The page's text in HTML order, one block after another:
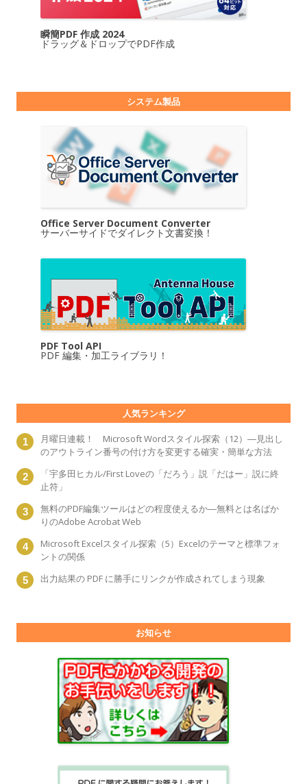
瞬簡PDF 作成 2024
ドラッグ＆ドロップでPDF作成
システム製品
Office Server Document Converter
サーバーサイドでダイレクト文書変換！
PDF Tool API
PDF 編集・加工ライブラリ！
人気ランキング
月曜日連載！ Microsoft Wordスタイル探索（12）―見出し
のアウトライン番号の付け方を変更する確実・簡単な方法
「宇多田ヒカル/First Loveの「だろう」説「だはー」説に終
止符」
無料のPDF編集ツールはどの程度使えるか―無料とは名ばか
りのAdobe Acrobat Web
Microsoft Excelスタイル探索（5）Excelのテーマと標準フォ
ントの関係
出力結果の PDF に勝手にリンクが作成されてしまう現象
お知らせ